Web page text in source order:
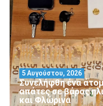
Συνελήφθη ένα
απάτες σε βάρος
και Φλώρινα
5 Αυγούστου, 2026